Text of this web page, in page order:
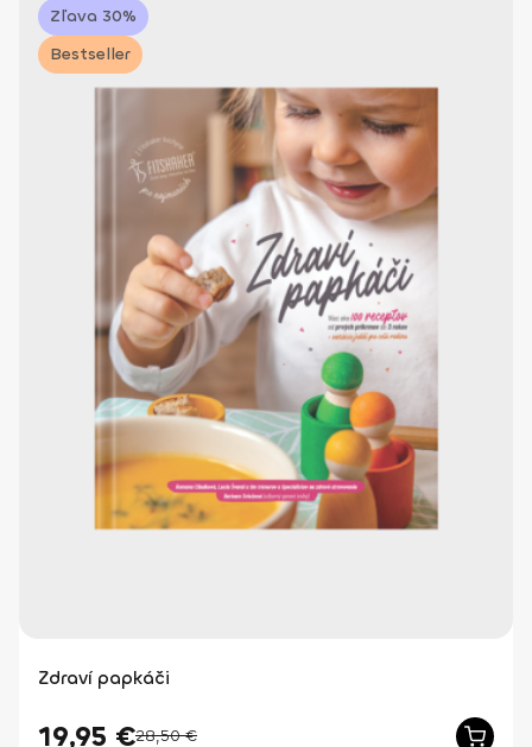
Zľava 30%
Bestseller
Zdraví papkáči
19,95 €28,50€